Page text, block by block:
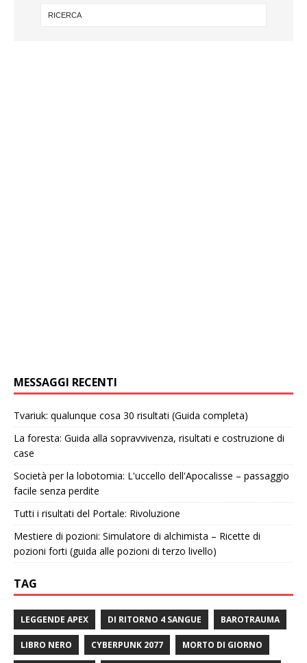
MESSAGGI RECENTI
Tvariuk: qualunque cosa 30 risultati (Guida completa)
La foresta: Guida alla sopravvivenza, risultati e costruzione di
case
Società per la lobotomia: L'uccello dell'Apocalisse – passaggio
facile senza perdite
Tutti i risultati del Portale: Rivoluzione
Mestiere di pozioni: Simulatore di alchimista – Ricette di
pozioni forti (guida alle pozioni di terzo livello)
TAG
LEGGENDE APEX DI RITORNO 4 SANGUE BAROTRAUMA
LIBRO NERO CYBERPUNK 2077 MORTO DI GIORNO